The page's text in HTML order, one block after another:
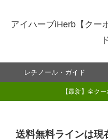
アイハーブiHerb【クー
レチノール・ガイド
【最新】全ク
送料無料ラインは現